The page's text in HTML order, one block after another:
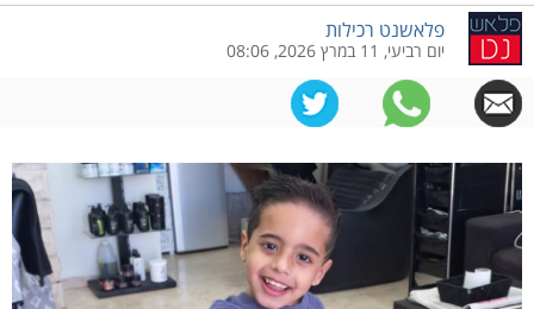
פלאשנט רכילות
יום רביעי, 11 במרץ 2026, 08:06